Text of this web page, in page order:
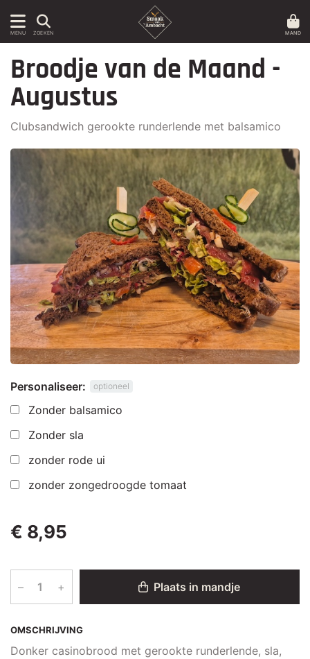
MENU ZOEKEN MAND
OMSCHRIJVING
Donker casinobrood met gerookte runderlende, sla,
Broodje van de Maand -
Augustus
Clubsandwich gerookte runderlende met balsamico
Personaliseer: optioneel
Zonder balsamico
Zonder sla
zonder rode ui
zonder zongedroogde tomaat
€ 8,95
– + Plaats in mandje